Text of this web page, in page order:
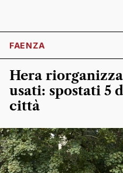
FAENZA
Hera
usati: spostati 5
città